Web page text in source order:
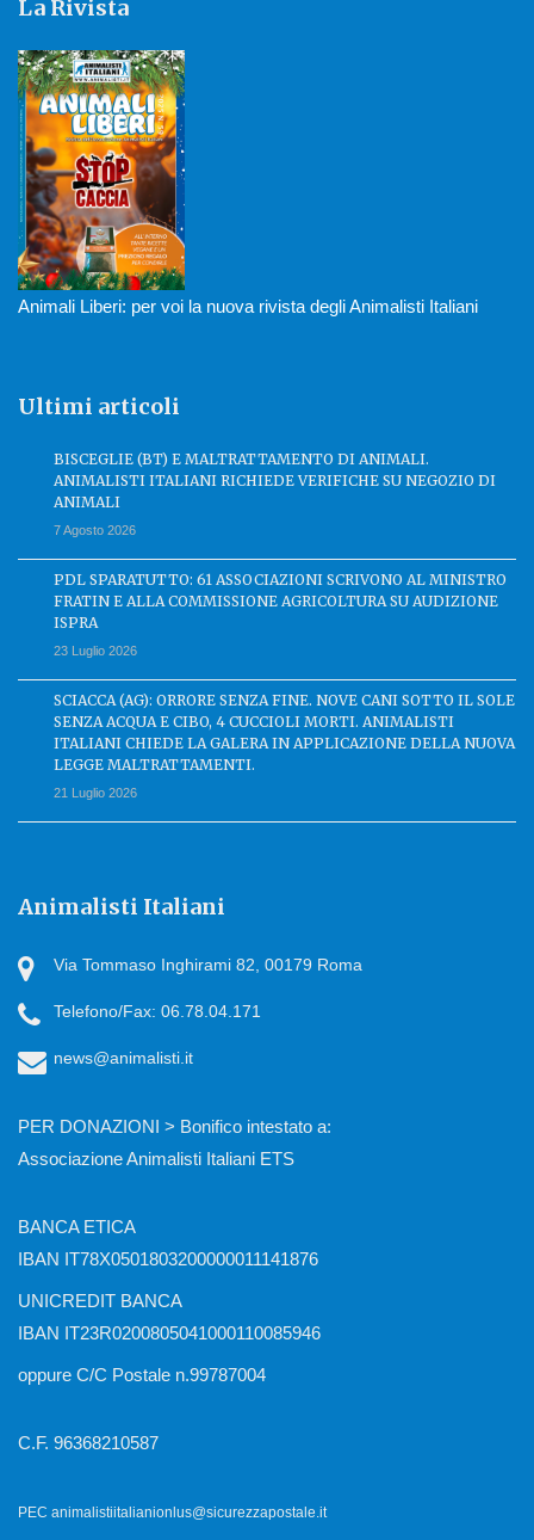
La Rivista
Animali Liberi: per voi la nuova rivista degli Animalisti Italiani
Ultimi articoli
BISCEGLIE (BT) E MALTRATTAMENTO DI ANIMALI.
ANIMALISTI ITALIANI RICHIEDE VERIFICHE SU NEGOZIO DI
ANIMALI
7 Agosto 2026
PDL SPARATUTTO: 61 ASSOCIAZIONI SCRIVONO AL MINISTRO
FRATIN E ALLA COMMISSIONE AGRICOLTURA SU AUDIZIONE
ISPRA
23 Luglio 2026
SCIACCA (AG): ORRORE SENZA FINE. NOVE CANI SOTTO IL SOLE
SENZA ACQUA E CIBO, 4 CUCCIOLI MORTI. ANIMALISTI
ITALIANI CHIEDE LA GALERA IN APPLICAZIONE DELLA NUOVA
LEGGE MALTRATTAMENTI.
21 Luglio 2026
Animalisti Italiani
Via Tommaso Inghirami 82, 00179 Roma
Telefono/Fax: 06.78.04.171
news@animalisti.it
PER DONAZIONI > Bonifico intestato a:
Associazione Animalisti Italiani ETS
BANCA ETICA
IBAN IT78X0501803200000011141876
UNICREDIT BANCA
IBAN IT23R0200805041000110085946
oppure C/C Postale n.99787004
C.F. 96368210587
PEC animalistiitalianionlus@sicurezzapostale.it